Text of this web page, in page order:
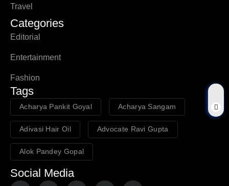
Travel
Categories
Editorial
Entertainment
Fashion
Tags
Acharya Pankit Goyal Acharya Sangam
Adivasi Hair Oil Advocate Ravi Gupta
Alok Pandey Gopal
Social Media